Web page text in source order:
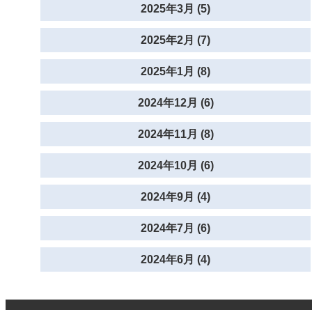
2025年3月 (5)
2025年2月 (7)
2025年1月 (8)
2024年12月 (6)
2024年11月 (8)
2024年10月 (6)
2024年9月 (4)
2024年7月 (6)
2024年6月 (4)